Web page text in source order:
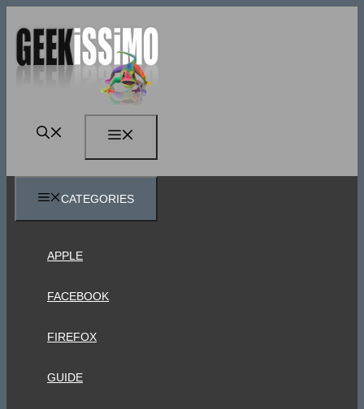
contenuto
CATEGORIES
APPLE
FACEBOOK
FIREFOX
GUIDE